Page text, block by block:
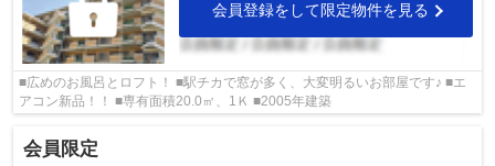
会員登録をして限定物件を見る
■広めのお風呂とロフト！ ■駅チカで窓が多く、大変明るいお部屋です♪ ■エ
アコン新品！！ ■専有面積20.0㎡、1Ｋ ■2005年建築
会員限定